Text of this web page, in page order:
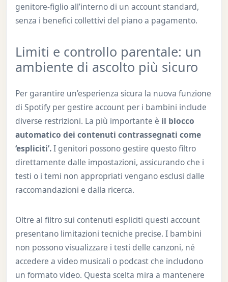
genitore-figlio all’interno di un account standard,
senza i benefici collettivi del piano a pagamento.
Limiti e controllo parentale: un
ambiente di ascolto più sicuro
Per garantire un’esperienza sicura la nuova funzione
di Spotify per gestire account per i bambini include
diverse restrizioni. La più importante è il blocco
automatico dei contenuti contrassegnati come
‘espliciti’.I genitori possono gestire questo filtro
direttamente dalle impostazioni, assicurando che i
testi o i temi non appropriati vengano esclusi dalle
raccomandazioni e dalla ricerca.
Oltre al filtro sui contenuti espliciti questi account
presentano limitazioni tecniche precise. I bambini
non possono visualizzare i testi delle canzoni, né
accedere a video musicali o podcast che includono
un formato video. Questa scelta mira a mantenere